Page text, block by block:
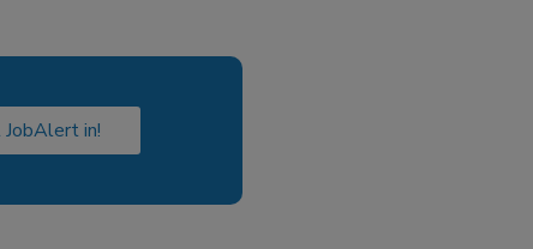
in!